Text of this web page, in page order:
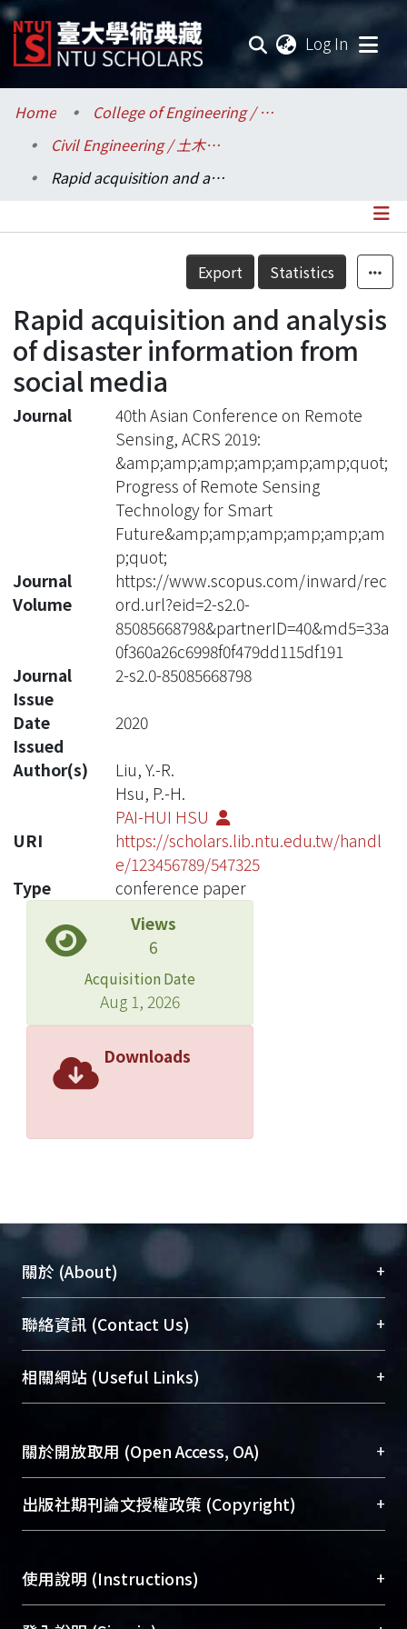
Log In
Communities & Collections
Research Outputs
Statistics
Home
College of Engineering / 工學院
Civil Engineering / 土木工程學系
Rapid acquisition and analysis of disaster information from social media
Details
Export Statistics
Rapid acquisition and analysis
of disaster information from
social media
Journal
40th Asian Conference on Remote
Sensing, ACRS 2019:
&amp;amp;amp;amp;amp;amp;quot;
Progress of Remote Sensing
Technology for Smart
Future&amp;amp;amp;amp;amp;am
p;quot;
Journal
Volume
https://www.scopus.com/inward/rec
ord.url?eid=2-s2.0-
85085668798&partnerID=40&md5=33a
0f360a26c6998f0f479dd115df191
Journal
Issue
2-s2.0-85085668798
Date
Issued
2020
Author(s)
Liu, Y.-R.
Hsu, P.-H.
PAI-HUI HSU
URI
https://scholars.lib.ntu.edu.tw/handl
e/123456789/547325
Type
conference paper
Views
6
Acquisition Date
Aug 1, 2026
Downloads
關於 (About) +
臺大位居世界頂尖大學之列，為永久珍藏及向國際
展現本校豐碩的研究成果及學術能量，圖書館整合
機構典藏（NTUR）與學術庫（AH）不同功能平
台，成為臺大學術典藏NTU scholars。期能整合研
成果。
To permanently archive and promote researcher
profiles and scholarly works, Library integrates the
services of “NTU Repository” with “Academic
聯絡資訊 (Contact Us) +
總館學科館員(Main Library)
醫學圖書館學科館員(Medical Library)
Sciences Library)
相關網站 (Useful Links) +
關於開放取用 (Open Access, OA) +
開放取用是從使用者角度提升資訊取用性的社會運
動，應用在學術研究上是透過將研究著作公開供使
用逐年攀升。同時可加速研究發展、提升研究影響
Archive）平台。 （點選深入了解OA）
出版社期刊論文授權政策 (Copyright) +
含部分內容的版權非匯入者所有，或由第三方贊
助與合作完成，請確認該版權所有者及第三方同
使用說明 (Instructions) +